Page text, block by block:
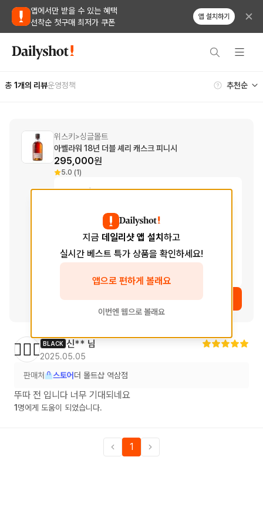
앱에서만 받을 수 있는 혜택
선착순 첫구매 최저가 쿠폰
앱 설치하기
총 1개의 리뷰운영정책
위스키 >싱글몰트
아벨라워 18년 더블 셰리 캐스크 피니시
295,000원
5.0 (1)
Tasting Notes
오렌지
Taste 살구, 크림, 블랙커런트 잼, 감초, 꿀, 오
크
Finish 긴 여운, 균형 잡힌, 베리류, 크렘 브륄
상품 보러가기
🙆🏻‍♀️BLACK 신** 님
2025.05.05
판매처 스토어 더 몰트샵 역삼점
뚜따 전 입니다 너무 기대되네요
1 명에게 도움이 되었습니다.
1
지금 데일리샷 앱 설치 하고
실시간 베스트 특가 상품을 확인하세요!
앱으로 편하게 볼래요
이번엔 웹으로 볼래요